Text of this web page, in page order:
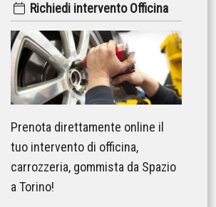
Richiedi intervento Officina
Prenota direttamente online il
tuo intervento di officina,
carrozzeria, gommista da Spazio
a Torino!